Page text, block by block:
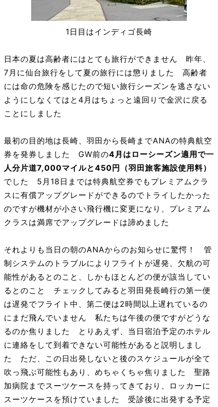
1日目はインディゴ長崎
日本の夏は高齢者にはとても旅行ができません 昨年、
7月に仙台旅行をして夏の旅行には懲りました 高齢者
には命の危険を感じたので短い旅行シーズンを逃さない
ようにしなくてはと4月はちょっと遠回りで金沢に戻る
ことにしました
最初の目的地は長崎、羽田から長崎までANAの特典航空
券を発券しました GW前の4月はローシーズン適用で一
人分片道7,000マイルと450円（羽田旅客施設使用料）
でした 5月18日までは特典航空券でもプレミアムクラ
スに有償アップグレードができるのでトライしたかった
のですが機材が小さい飛行機に変更になり、プレミアム
クラスは満席でアップグレードは諦めました
それよりも当日の朝のANAからのお知らせに驚愕！ 管
制システムのトラブルによりフライトが遅発、欠航の可
能性があるとのこと、しかもほとんどの便が該当してい
るとのこと チェックしてみると羽田発長崎行の第一便
は遅発でフライト中、第二便は2時間以上遅れているの
にまだ飛んでいません 私たちは午後の便ですがどうな
るのか焦りました とりあえず、当日宿泊予定のホテル
に連絡をして到着できない可能性があると説明しまし
た ただ、この日出発しないと後のスケジュールが全て
吹っ飛ぶ可能性もあり、めちゃくちゃ焦りました 聖路
加病院までスーツケースを持ってきており、ロッカーに
スーツケースを預けていました 受診後に出発する予定